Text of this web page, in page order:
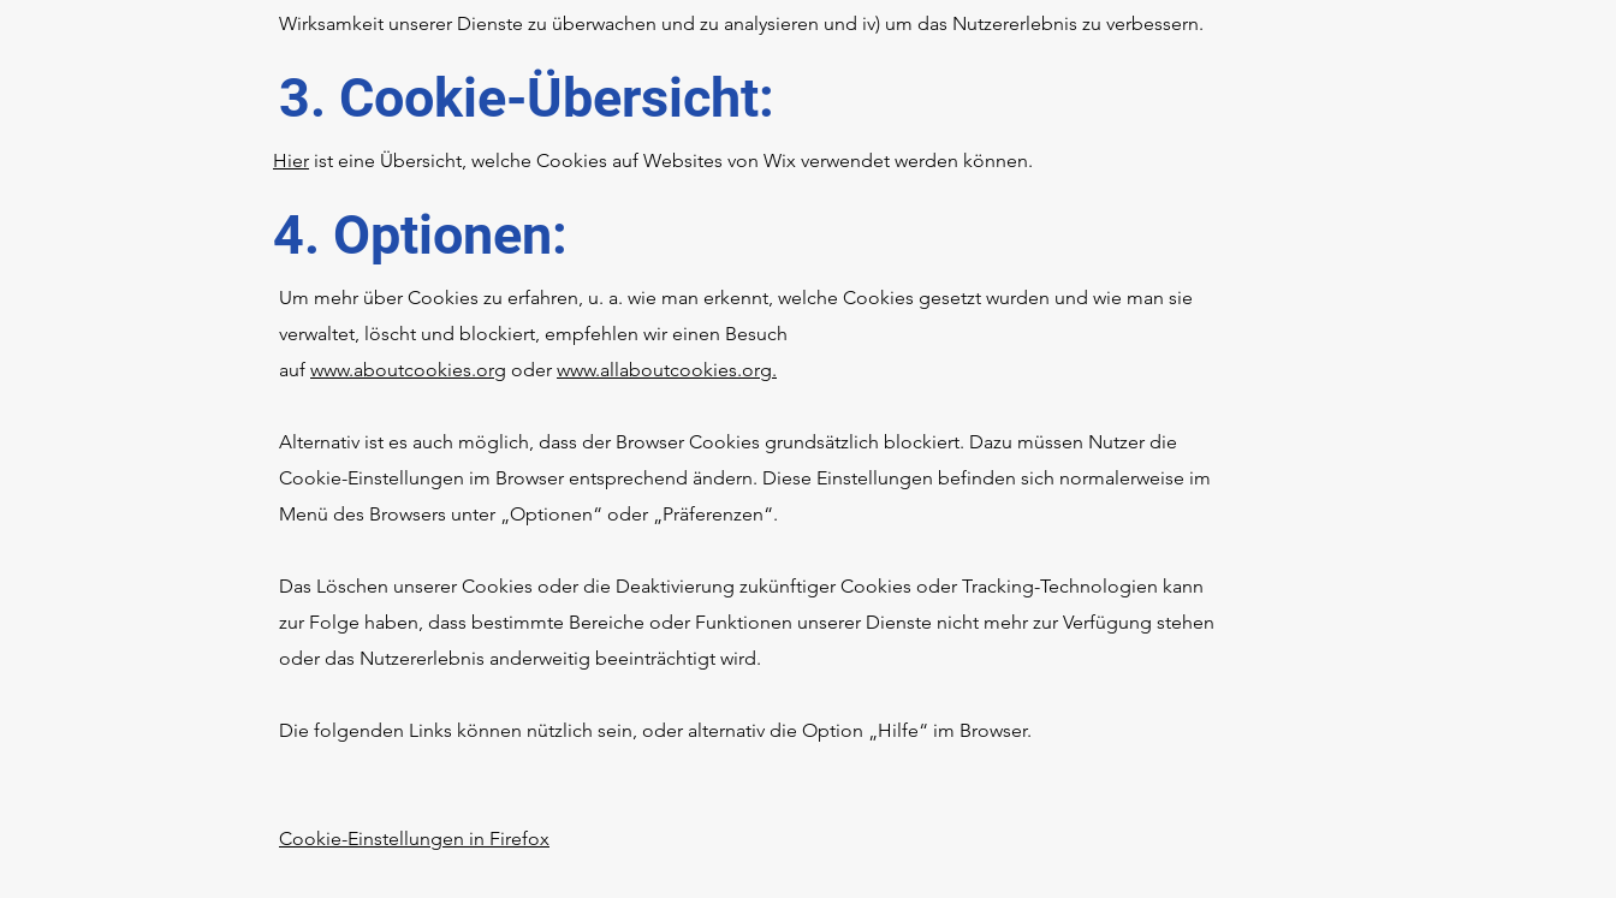
Wirksamkeit unserer Dienste zu überwachen und zu analysieren und iv) um das Nutzererlebnis zu verbessern.
3. Cookie-Übersicht:
Hier ist eine Übersicht, welche Cookies auf Websites von Wix verwendet werden können.
4. Optionen:
Um mehr über Cookies zu erfahren, u. a. wie man erkennt, welche Cookies gesetzt wurden und wie man sie
verwaltet, löscht und blockiert, empfehlen wir einen Besuch
auf www.aboutcookies.org oder www.allaboutcookies.org.
Alternativ ist es auch möglich, dass der Browser Cookies grundsätzlich blockiert. Dazu müssen Nutzer die
Cookie-Einstellungen im Browser entsprechend ändern. Diese Einstellungen befinden sich normalerweise im
Menü des Browsers unter „Optionen“ oder „Präferenzen“.
Das Löschen unserer Cookies oder die Deaktivierung zukünftiger Cookies oder Tracking-Technologien kann
zur Folge haben, dass bestimmte Bereiche oder Funktionen unserer Dienste nicht mehr zur Verfügung stehen
oder das Nutzererlebnis anderweitig beeinträchtigt wird.
Die folgenden Links können nützlich sein, oder alternativ die Option „Hilfe“ im Browser.
Cookie-Einstellungen in Firefox